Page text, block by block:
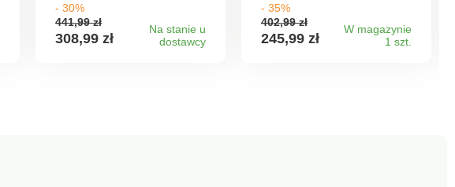
Sznurowadła umożliwiają
indywidualne
dopasowanie. Zamek
- 30%
441,99 zł
308,99 zł
Na stanie u
dostawcy
tekstylnego. Wykonane z
wysokiej jakości skóry
naturalnej. Skórzane
- 35%
402,99 zł
245,99 zł
W magazynie
1 szt.